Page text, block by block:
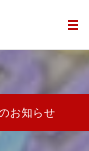
メ
お知らせ